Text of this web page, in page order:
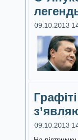
09.10.2013
09.10.2013